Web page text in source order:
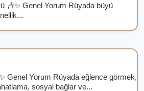
🎶✨ Genel Yorum Rüyada büyü
Genel Yorum Rüyada eğlence görmek,
sosyal bağlar ve...